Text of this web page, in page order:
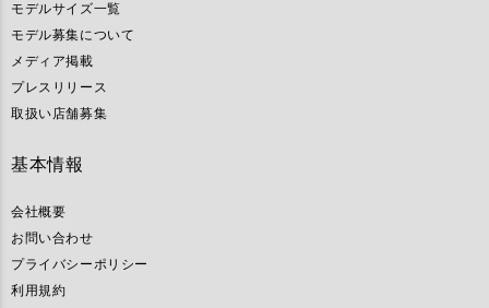
モデルサイズ一覧
モデル募集について
メディア掲載
プレスリリース
取扱い店舗募集
基本情報
会社概要
お問い合わせ
プライバシーポリシー
利用規約